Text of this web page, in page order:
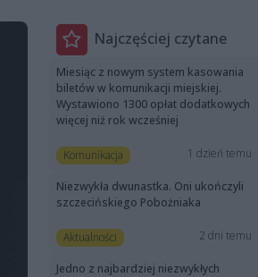
Najczęściej czytane
Miesiąc z nowym system kasowania
biletów w komunikacji miejskiej.
Wystawiono 1300 opłat dodatkowych
więcej niż rok wcześniej
Komunikacja 1 dzień temu
Niezwykła dwunastka. Oni ukończyli
szczecińskiego Pobożniaka
Aktualności 2 dni temu
Jedno z najbardziej niezwykłych